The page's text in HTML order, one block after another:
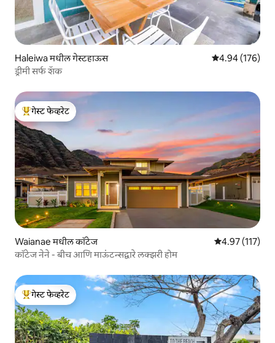
Haleiwa मधील गेस्टहाऊस 5 पैकी 4.94
4.94 (176)
ड्रीमी सर्फ शॅक
टॉप गेस्ट फेव्हरेट
गेस्ट फेव्हरेट
Waianae मधील कॉटेज 5 पैकी 4.97
4.97 (117)
कॉटेज नेने - बीच आणि माऊंटन्सद्वारे लक्झरी होम
टॉप गेस्ट फेव्हरेट
गेस्ट फेव्हरेट